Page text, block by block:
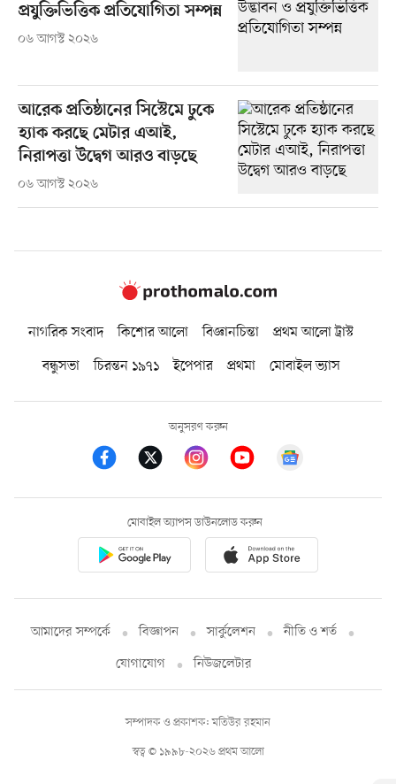
প্রযুক্তিভিত্তিক প্রতিযোগিতা সম্পন্ন
০৬ আগস্ট ২০২৬
আরেক প্রতিষ্ঠানের সিস্টেমে ঢুকে
হ্যাক করছে মেটার এআই,
নিরাপত্তা উদ্বেগ আরও বাড়ছে
০৬ আগস্ট ২০২৬
নাগরিক সংবাদ কিশোর আলো বিজ্ঞানচিন্তা
প্রথম আলো ট্রাস্ট
বন্ধুসভা
চিরন্তন ১৯৭১ ইপেপার প্রথমা মোবাইল ভ্যাস
অনুসরণ করুন
মোবাইল অ্যাপস ডাউনলোড করুন
আমাদের সম্পর্কে বিজ্ঞাপন সার্কুলেশন
নীতি ও শর্ত
যোগাযোগ
নিউজলেটার
স্বত্ব © ১৯৯৮-২০২৬ প্রথম আলো
সম্পাদক ও প্রকাশক: মতিউর রহমান